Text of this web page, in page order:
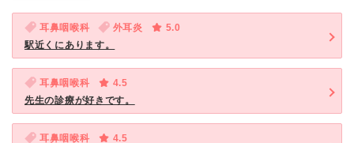
耳鼻咽喉科 外耳炎
5.0
駅近くにあります。
耳鼻咽喉科
4.5
先生の診療が好きです。
耳鼻咽喉科
4.5